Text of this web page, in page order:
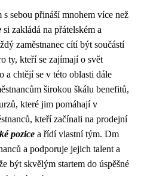
sebou přináší mnohem více než
si zakládá na přátelském a
zaměstnanec cítí být součástí
ty, kteří se zajímají o svět
a chtějí se v této oblasti dále
širokou škálu benefitů,
které jim pomáhají v
kteří začínali na prodejní
pozice a řídí vlastní tým. Dm
a podporuje jejich talent a
být skvělým startem do úspěšné